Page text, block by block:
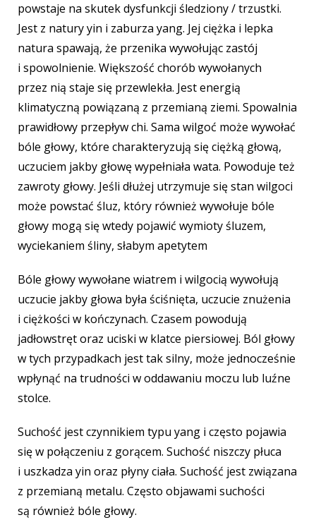
powstaje na skutek dysfunkcji śledziony / trzustki.
Jest z natury yin i zaburza yang. Jej ciężka i lepka
natura spawają, że przenika wywołując zastój
i spowolnienie. Większość chorób wywołanych
przez nią staje się przewlekła. Jest energią
klimatyczną powiązaną z przemianą ziemi. Spowalnia
prawidłowy przepływ chi. Sama wilgoć może wywołać
bóle głowy, które charakteryzują się ciężką głową,
uczuciem jakby głowę wypełniała wata. Powoduje też
zawroty głowy. Jeśli dłużej utrzymuje się stan wilgoci
może powstać śluz, który również wywołuje bóle
głowy mogą się wtedy pojawić wymioty śluzem,
wyciekaniem śliny, słabym apetytem
Bóle głowy wywołane wiatrem i wilgocią wywołują
uczucie jakby głowa była ściśnięta, uczucie znużenia
i ciężkości w kończynach. Czasem powodują
jadłowstręt oraz uciski w klatce piersiowej. Ból głowy
w tych przypadkach jest tak silny, może jednocześnie
wpłynąć na trudności w oddawaniu moczu lub luźne
stolce.
Suchość jest czynnikiem typu yang i często pojawia
się w połączeniu z gorącem. Suchość niszczy płuca
i uszkadza yin oraz płyny ciała. Suchość jest związana
z przemianą metalu. Często objawami suchości
są również bóle głowy.